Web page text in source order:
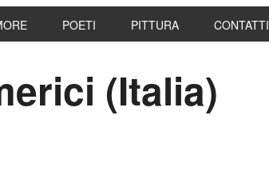
POETI PITTURA CONTATTI
(Italia)